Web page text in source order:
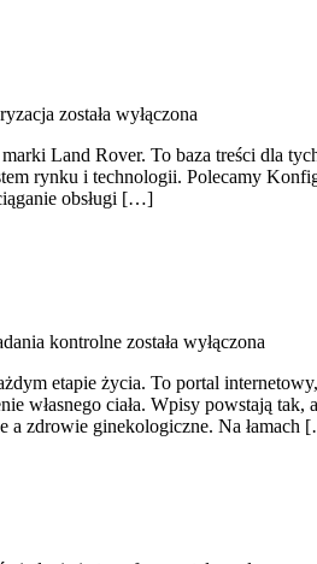
została wyłączona
Land Rover. To baza treści dla
rynku i technologii. Polecamy
obsługi […]
kontrolne została wyłączona
etapie życia. To portal
własnego ciała. Wpisy powstają
a zdrowie ginekologiczne. Na łamach